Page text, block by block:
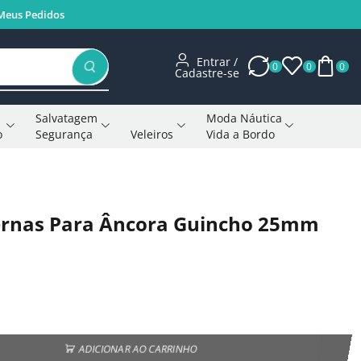
Pedidos
Entrar /
Cadastre-se 0 0 0
Salvatagem
Segurança
Veleiros
Moda Náutica
Vida a Bordo
Para Âncora Guincho 25mm
ADICIONAR AO CARRINHO